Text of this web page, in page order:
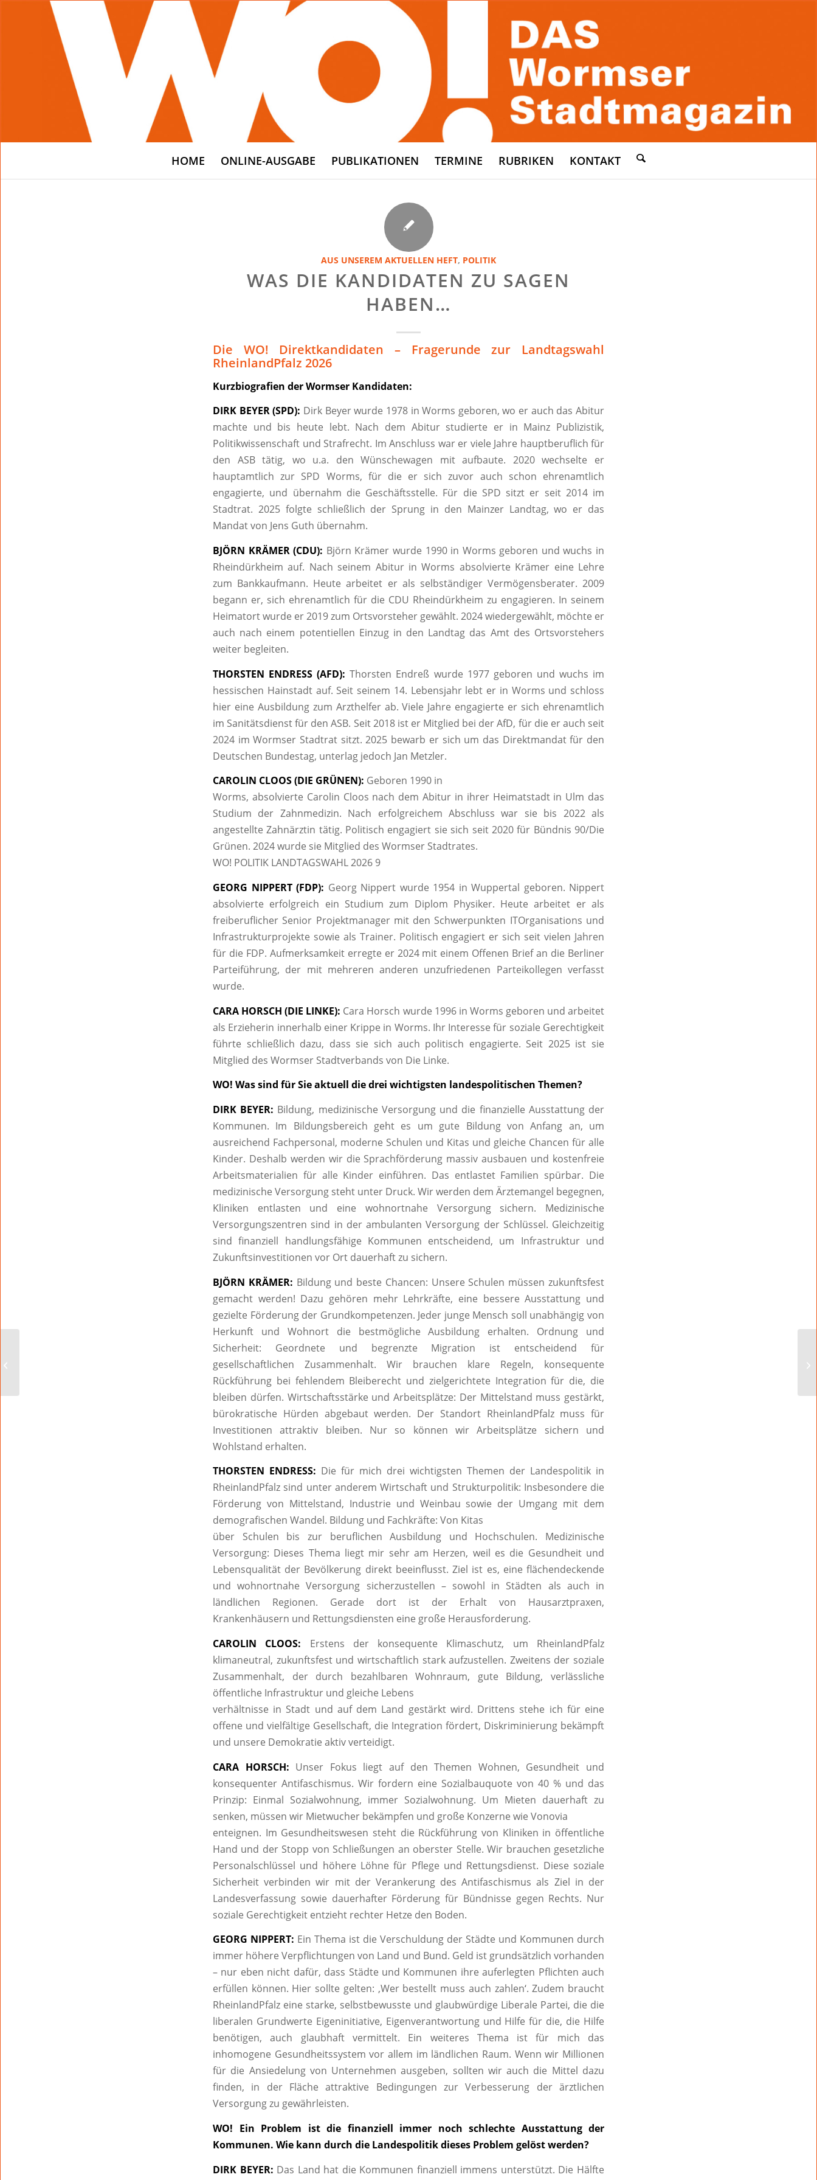
HOME ONLINE-AUSGABE PUBLIKATIONEN TERMINE RUBRIKEN KONTAKT
AUS UNSEREM AKTUELLEN HEFT, POLITIK
WAS DIE KANDIDATEN ZU SAGEN
HABEN…
Die WO! Direktkandidaten – Fragerunde zur Landtagswahl
RheinlandPfalz 2026
Kurzbiografien der Wormser Kandidaten:
DIRK BEYER (SPD): Dirk Beyer wurde 1978 in Worms geboren, wo er auch das Abitur
machte und bis heute lebt. Nach dem Abitur studierte er in Mainz Publizistik,
Politikwissenschaft und Strafrecht. Im Anschluss war er viele Jahre hauptberuflich für
den ASB tätig, wo u.a. den Wünschewagen mit aufbaute. 2020 wechselte er
hauptamtlich zur SPD Worms, für die er sich zuvor auch schon ehrenamtlich
engagierte, und übernahm die Geschäftsstelle. Für die SPD sitzt er seit 2014 im
Stadtrat. 2025 folgte schließlich der Sprung in den Mainzer Landtag, wo er das
Mandat von Jens Guth übernahm.
BJÖRN KRÄMER (CDU): Björn Krämer wurde 1990 in Worms geboren und wuchs in
Rheindürkheim auf. Nach seinem Abitur in Worms absolvierte Krämer eine Lehre
zum Bankkaufmann. Heute arbeitet er als selbständiger Vermögensberater. 2009
begann er, sich ehrenamtlich für die CDU Rheindürkheim zu engagieren. In seinem
Heimatort wurde er 2019 zum Ortsvorsteher gewählt. 2024 wiedergewählt, möchte er
auch nach einem potentiellen Einzug in den Landtag das Amt des Ortsvorstehers
weiter begleiten.
THORSTEN ENDRESS (AFD): Thorsten Endreß wurde 1977 geboren und wuchs im
hessischen Hainstadt auf. Seit seinem 14. Lebensjahr lebt er in Worms und schloss
hier eine Ausbildung zum Arzthelfer ab. Viele Jahre engagierte er sich ehrenamtlich
im Sanitätsdienst für den ASB. Seit 2018 ist er Mitglied bei der AfD, für die er auch seit
2024 im Wormser Stadtrat sitzt. 2025 bewarb er sich um das Direktmandat für den
Deutschen Bundestag, unterlag jedoch Jan Metzler.
CAROLIN CLOOS (DIE GRÜNEN): Geboren 1990 in
Worms, absolvierte Carolin Cloos nach dem Abitur in ihrer Heimatstadt in Ulm das
Studium der Zahnmedizin. Nach erfolgreichem Abschluss war sie bis 2022 als
angestellte Zahnärztin tätig. Politisch engagiert sie sich seit 2020 für Bündnis 90/Die
Grünen. 2024 wurde sie Mitglied des Wormser Stadtrates.
WO! POLITIK LANDTAGSWAHL 2026 9
GEORG NIPPERT (FDP): Georg Nippert wurde 1954 in Wuppertal geboren. Nippert
absolvierte erfolgreich ein Studium zum Diplom Physiker. Heute arbeitet er als
freiberuflicher Senior Projektmanager mit den Schwerpunkten ITOrganisations und
Infrastrukturprojekte sowie als Trainer. Politisch engagiert er sich seit vielen Jahren
für die FDP. Aufmerksamkeit erregte er 2024 mit einem Offenen Brief an die Berliner
Parteiführung, der mit mehreren anderen unzufriedenen Parteikollegen verfasst
wurde.
CARA HORSCH (DIE LINKE): Cara Horsch wurde 1996 in Worms geboren und arbeitet
als Erzieherin innerhalb einer Krippe in Worms. Ihr Interesse für soziale Gerechtigkeit
führte schließlich dazu, dass sie sich auch politisch engagierte. Seit 2025 ist sie
Mitglied des Wormser Stadtverbands von Die Linke.
WO! Was sind für Sie aktuell die drei wichtigsten landespolitischen Themen?
DIRK BEYER: Bildung, medizinische Versorgung und die finanzielle Ausstattung der
Kommunen. Im Bildungsbereich geht es um gute Bildung von Anfang an, um
ausreichend Fachpersonal, moderne Schulen und Kitas und gleiche Chancen für alle
Kinder. Deshalb werden wir die Sprachförderung massiv ausbauen und kostenfreie
Arbeitsmaterialien für alle Kinder einführen. Das entlastet Familien spürbar. Die
medizinische Versorgung steht unter Druck. Wir werden dem Ärztemangel begegnen,
Kliniken entlasten und eine wohnortnahe Versorgung sichern. Medizinische
Versorgungszentren sind in der ambulanten Versorgung der Schlüssel. Gleichzeitig
sind finanziell handlungsfähige Kommunen entscheidend, um Infrastruktur und
Zukunftsinvestitionen vor Ort dauerhaft zu sichern.
BJÖRN KRÄMER: Bildung und beste Chancen: Unsere Schulen müssen zukunftsfest
gemacht werden! Dazu gehören mehr Lehrkräfte, eine bessere Ausstattung und
gezielte Förderung der Grundkompetenzen. Jeder junge Mensch soll unabhängig von
Herkunft und Wohnort die bestmögliche Ausbildung erhalten. Ordnung und
Sicherheit: Geordnete und begrenzte Migration ist entscheidend für
gesellschaftlichen Zusammenhalt. Wir brauchen klare Regeln, konsequente
Rückführung bei fehlendem Bleiberecht und zielgerichtete Integration für die, die
bleiben dürfen. Wirtschaftsstärke und Arbeitsplätze: Der Mittelstand muss gestärkt,
bürokratische Hürden abgebaut werden. Der Standort RheinlandPfalz muss für
Investitionen attraktiv bleiben. Nur so können wir Arbeitsplätze sichern und
Wohlstand erhalten.
THORSTEN ENDRESS: Die für mich drei wichtigsten Themen der Landespolitik in
RheinlandPfalz sind unter anderem Wirtschaft und Strukturpolitik: Insbesondere die
Förderung von Mittelstand, Industrie und Weinbau sowie der Umgang mit dem
demografischen Wandel. Bildung und Fachkräfte: Von Kitas
über Schulen bis zur beruflichen Ausbildung und Hochschulen. Medizinische
Versorgung: Dieses Thema liegt mir sehr am Herzen, weil es die Gesundheit und
Lebensqualität der Bevölkerung direkt beeinflusst. Ziel ist es, eine flächendeckende
und wohnortnahe Versorgung sicherzustellen – sowohl in Städten als auch in
ländlichen Regionen. Gerade dort ist der Erhalt von Hausarztpraxen,
Krankenhäusern und Rettungsdiensten eine große Herausforderung.
CAROLIN CLOOS: Erstens der konsequente Klimaschutz, um RheinlandPfalz
klimaneutral, zukunftsfest und wirtschaftlich stark aufzustellen. Zweitens der soziale
Zusammenhalt, der durch bezahlbaren Wohnraum, gute Bildung, verlässliche
öffentliche Infrastruktur und gleiche Lebens
verhältnisse in Stadt und auf dem Land gestärkt wird. Drittens stehe ich für eine
offene und vielfältige Gesellschaft, die Integration fördert, Diskriminierung bekämpft
und unsere Demokratie aktiv verteidigt.
CARA HORSCH: Unser Fokus liegt auf den Themen Wohnen, Gesundheit und
konsequenter Antifaschismus. Wir fordern eine Sozialbauquote von 40 % und das
Prinzip: Einmal Sozialwohnung, immer Sozialwohnung. Um Mieten dauerhaft zu
senken, müssen wir Mietwucher bekämpfen und große Konzerne wie Vonovia
enteignen. Im Gesundheitswesen steht die Rückführung von Kliniken in öffentliche
Hand und der Stopp von Schließungen an oberster Stelle. Wir brauchen gesetzliche
Personalschlüssel und höhere Löhne für Pflege und Rettungsdienst. Diese soziale
Sicherheit verbinden wir mit der Verankerung des Antifaschismus als Ziel in der
Landesverfassung sowie dauerhafter Förderung für Bündnisse gegen Rechts. Nur
soziale Gerechtigkeit entzieht rechter Hetze den Boden.
GEORG NIPPERT: Ein Thema ist die Verschuldung der Städte und Kommunen durch
immer höhere Verpflichtungen von Land und Bund. Geld ist grundsätzlich vorhanden
– nur eben nicht dafür, dass Städte und Kommunen ihre auferlegten Pflichten auch
erfüllen können. Hier sollte gelten: ‚Wer bestellt muss auch zahlen‘. Zudem braucht
RheinlandPfalz eine starke, selbstbewusste und glaubwürdige Liberale Partei, die die
liberalen Grundwerte Eigeninitiative, Eigenverantwortung und Hilfe für die, die Hilfe
benötigen, auch glaubhaft vermittelt. Ein weiteres Thema ist für mich das
inhomogene Gesundheitssystem vor allem im ländlichen Raum. Wenn wir Millionen
für die Ansiedelung von Unternehmen ausgeben, sollten wir auch die Mittel dazu
finden, in der Fläche attraktive Bedingungen zur Verbesserung der ärztlichen
Versorgung zu gewährleisten.
WO! Ein Problem ist die finanziell immer noch schlechte Ausstattung der
Kommunen. Wie kann durch die Landespolitik dieses Problem gelöst werden?
DIRK BEYER: Das Land hat die Kommunen finanziell immens unterstützt. Die Hälfte